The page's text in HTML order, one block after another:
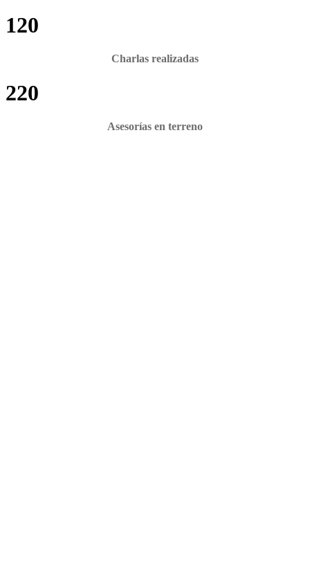
120
Charlas realizadas
220
Asesorías en terreno